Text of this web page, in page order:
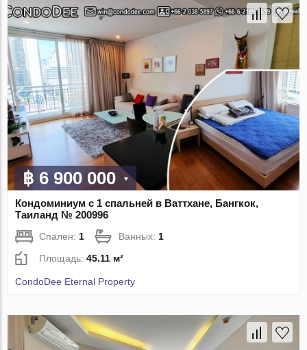
฿ 6 900 000
Кондоминиум с 1 спальней в Ваттхане, Бангкок,
Таиланд № 200996
Спален: 1 Ванных: 1
Площадь:45.11 м²
CondoDee Eternal Property